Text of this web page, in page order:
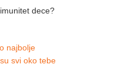
dece?